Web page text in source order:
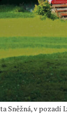
Sněžná, v pozadí